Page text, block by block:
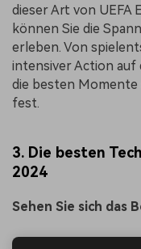
dieser Art von UEFA
können Sie die
erleben. Von
intensiver Action auf
die besten Momente
fest.
3. Die besten
2024
Sehen Sie sich das